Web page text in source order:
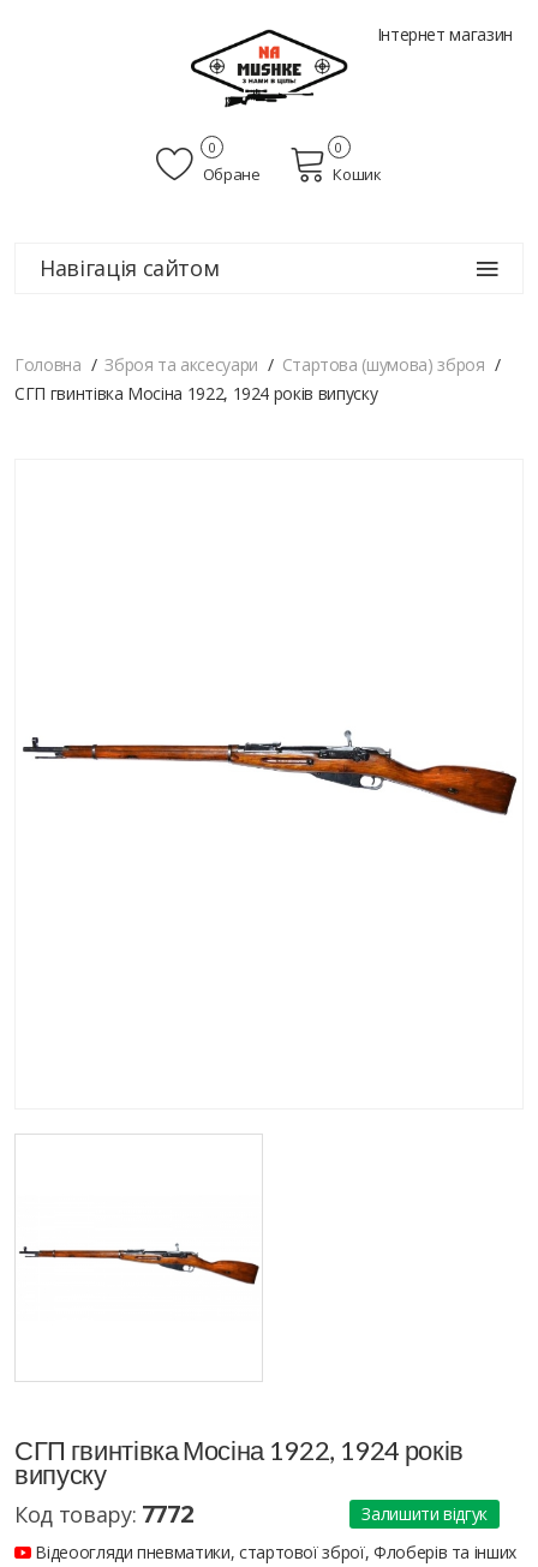
Інтернет магазин
Обране
0
Кошик
0
Навігація сайтом
Головна Зброя та аксесуари
Стартова (шумова) зброя
СГП гвинтівка Мосіна 1922, 1924 років випуску
СГП гвинтівка Мосіна 1922, 1924 років
випуску
Код товару: 7772
Залишити відгук
Відеоогляди пневматики, стартової зброї, Флоберів та інших